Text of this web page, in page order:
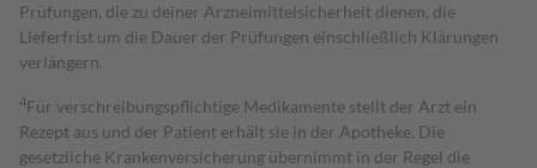
Prüfungen, die zu deiner Arzneimittelsicherheit dienen, die
Lieferfrist um die Dauer der Prüfungen einschließlich Klärungen
verlängern.
4Für verschreibungspflichtige Medikamente stellt der Arzt ein
Rezept aus und der Patient erhält sie in der Apotheke. Die
gesetzliche Krankenversicherung übernimmt in der Regel die